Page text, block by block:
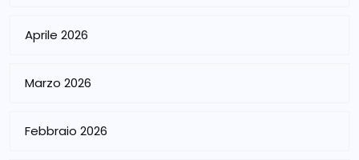
Aprile 2026
Marzo 2026
Febbraio 2026